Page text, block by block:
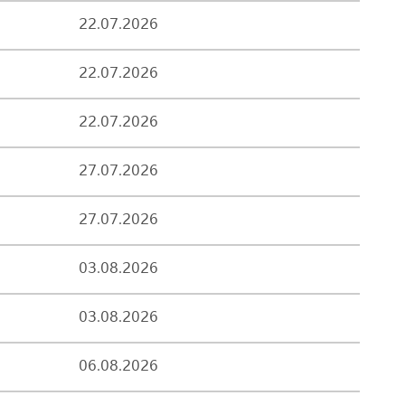
22.07.2026
22.07.2026
22.07.2026
27.07.2026
27.07.2026
03.08.2026
03.08.2026
06.08.2026